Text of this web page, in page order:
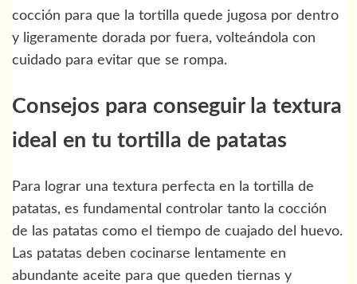
cocción para que la tortilla quede jugosa por dentro
y ligeramente dorada por fuera, volteándola con
cuidado para evitar que se rompa.
Consejos para conseguir la textura
ideal en tu tortilla de patatas
Para lograr una textura perfecta en la tortilla de
patatas, es fundamental controlar tanto la cocción
de las patatas como el tiempo de cuajado del huevo.
Las patatas deben cocinarse lentamente en
abundante aceite para que queden tiernas y